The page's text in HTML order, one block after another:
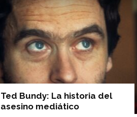
Ted Bundy: La historia del
asesino mediático